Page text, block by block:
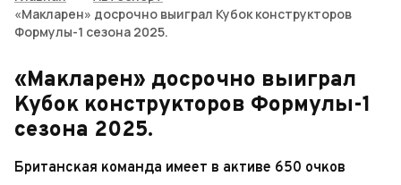
«Макларен» досрочно выиграл Кубок конструкторов
Формулы-1 сезона 2025.
«Макларен» досрочно выиграл
Кубок конструкторов Формулы-1
сезона 2025.
Британская команда имеет в активе 650 очков